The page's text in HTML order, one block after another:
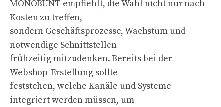
MONOBUNT empfiehlt, die Wahl nicht nur nach
Kosten zu treffen,
sondern Geschäftsprozesse, Wachstum und
notwendige Schnittstellen
frühzeitig mitzudenken. Bereits bei der
Webshop-Erstellung sollte
feststehen, welche Kanäle und Systeme
integriert werden müssen, um